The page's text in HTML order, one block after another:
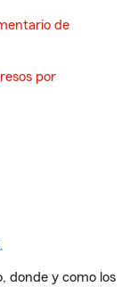
de
por
donde y como los